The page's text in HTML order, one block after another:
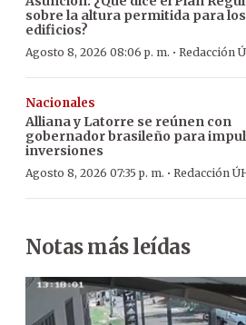
sobre la altura permitida para los
edificios?
Agosto 8, 2026 08:06 p. m. · Redacción
Nacionales
Alliana y Latorre se reúnen con
gobernador brasileño para
inversiones
Agosto 8, 2026 07:35 p. m. · Redacción
Notas más leídas